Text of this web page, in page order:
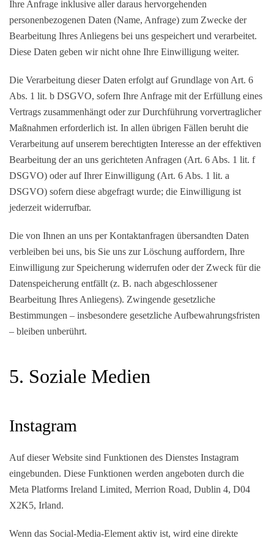
Ihre Anfrage inklusive aller daraus hervorgehenden
personenbezogenen Daten (Name, Anfrage) zum Zwecke der
Bearbeitung Ihres Anliegens bei uns gespeichert und verarbeitet.
Diese Daten geben wir nicht ohne Ihre Einwilligung weiter.
Die Verarbeitung dieser Daten erfolgt auf Grundlage von Art. 6
Abs. 1 lit. b DSGVO, sofern Ihre Anfrage mit der Erfüllung eines
Vertrags zusammenhängt oder zur Durchführung vorvertraglicher
Maßnahmen erforderlich ist. In allen übrigen Fällen beruht die
Verarbeitung auf unserem berechtigten Interesse an der effektiven
Bearbeitung der an uns gerichteten Anfragen (Art. 6 Abs. 1 lit. f
DSGVO) oder auf Ihrer Einwilligung (Art. 6 Abs. 1 lit. a
DSGVO) sofern diese abgefragt wurde; die Einwilligung ist
jederzeit widerrufbar.
Die von Ihnen an uns per Kontaktanfragen übersandten Daten
verbleiben bei uns, bis Sie uns zur Löschung auffordern, Ihre
Einwilligung zur Speicherung widerrufen oder der Zweck für die
Datenspeicherung entfällt (z. B. nach abgeschlossener
Bearbeitung Ihres Anliegens). Zwingende gesetzliche
Bestimmungen – insbesondere gesetzliche Aufbewahrungsfristen
– bleiben unberührt.
5. Soziale Medien
Instagram
Auf dieser Website sind Funktionen des Dienstes Instagram
eingebunden. Diese Funktionen werden angeboten durch die
Meta Platforms Ireland Limited, Merrion Road, Dublin 4, D04
X2K5, Irland.
Wenn das Social-Media-Element aktiv ist, wird eine direkte